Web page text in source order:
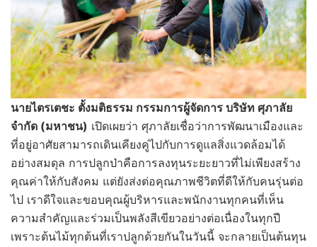
นายไตรเตชะ ตั้งมติธรรม กรรมการผู้จัดการ บริษัท ศุภาลัย
จำกัด (มหาชน) เปิดเผยว่า ศุภาลัยเชื่อว่าการพัฒนาเมืองและ
ที่อยู่อาศัยสามารถเดินเคียงคู่ไปกับการดูแลสิ่งแวดล้อมได้
อย่างสมดุล การปลูกป่าคือการลงทุนระยะยาวที่ไม่เพียงสร้าง
คุณค่าให้กับสังคม แต่ยังส่งต่อคุณภาพชีวิตที่ดีให้กับคนรุ่นต่อ
ไป เราดีใจและขอบคุณผู้บริหารและพนักงานทุกคนที่เห็น
ความสำคัญและร่วมเป็นพลังสีเขียวอย่างต่อเนื่องในทุกปี
เพราะต้นไม้ทุกต้นที่เราปลูกด้วยกันในวันนี้ จะกลายเป็นต้นทุน